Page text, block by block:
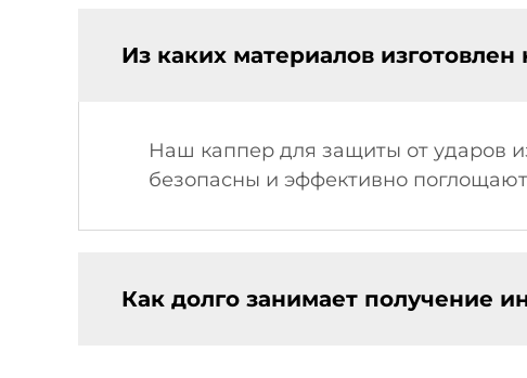
Из каких материалов
Наш каппер для защиты от ударов
безопасны и эффективно
Как долго занимает получение